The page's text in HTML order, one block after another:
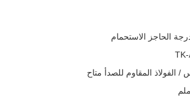
/ الفولاذ المقاوم للصدأ متاح